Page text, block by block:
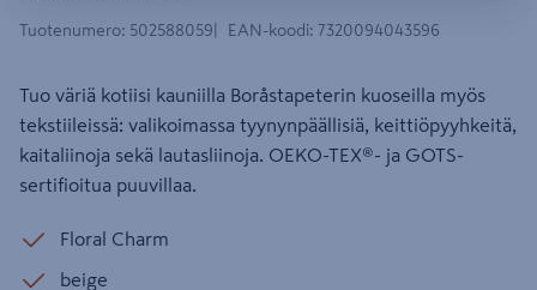
Tuotenumero: 502588059 EAN-koodi: 7320094043596
Tuo väriä kotiisi kauniilla Boråstapeterin kuoseilla myös
tekstiileissä: valikoimassa tyynynpäällisiä, keittiöpyyhkeitä,
kaitaliinoja sekä lautasliinoja. OEKO-TEX®- ja GOTS-
sertifioitua puuvillaa.
Floral Charm
beige